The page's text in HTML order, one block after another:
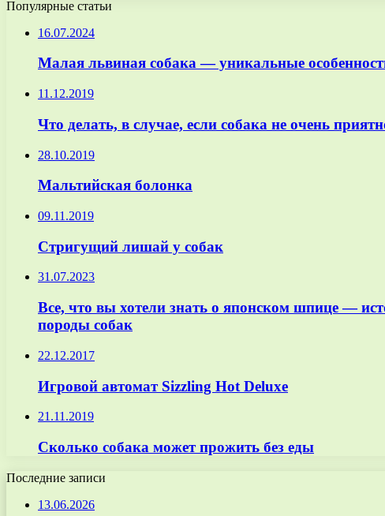
Популярные статьи
16.07.2024
Малая львиная собака — уникальные
11.12.2019
Что делать, в случае, если собака не очень
28.10.2019
Мальтийская болонка
09.11.2019
Стригущий лишай у собак
31.07.2023
Все, что вы хотели знать о японском шпице —
породы собак
22.12.2017
Игровой автомат Sizzling Hot Deluxe
21.11.2019
Сколько собака может прожить без еды
Последние записи
13.06.2026